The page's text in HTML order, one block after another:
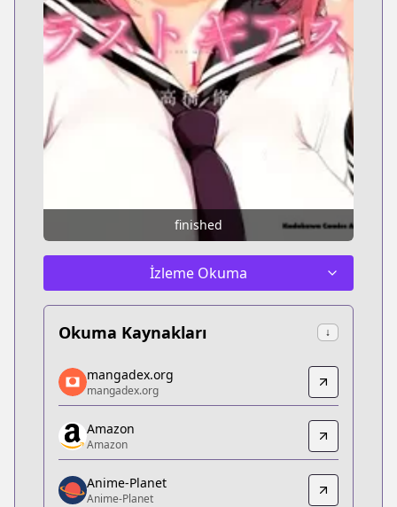
finished
İzleme Okuma
Okuma Kaynakları ↓
mangadex.org
mangadex.org
https://mangadex.org/title/5865a005-f97c-475d-
Amazon
Amazon
https://www.amazon.co.jp/dp/B07PJM8LXS
Anime-Planet
mangadex.org
mangadex.org
Amazon
Amazon
Anime-Planet
Anime-Planet